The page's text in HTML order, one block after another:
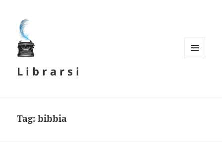
L i b r a r s i
Tag:bibbia